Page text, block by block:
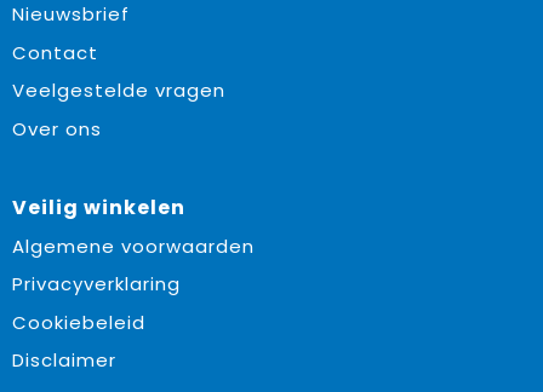
Nieuwsbrief
Contact
Veelgestelde vragen
Over ons
Veilig winkelen
Algemene voorwaarden
Privacyverklaring
Cookiebeleid
Disclaimer